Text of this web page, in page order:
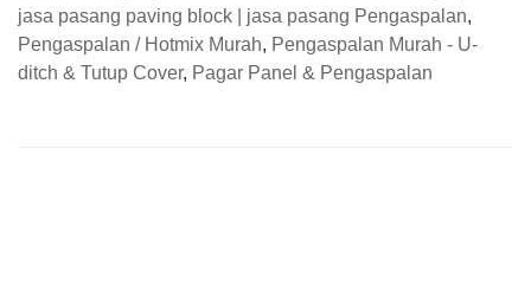
jasa pasang paving block | jasa pasang Pengaspalan,
Pengaspalan / Hotmix Murah, Pengaspalan Murah - U-
ditch & Tutup Cover, Pagar Panel & Pengaspalan